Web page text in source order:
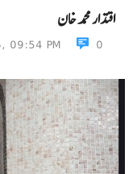
اقتدار محمد خان
09:54 PM 0